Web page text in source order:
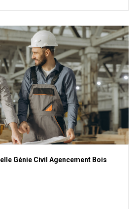
Génie Civil Agencement Bois